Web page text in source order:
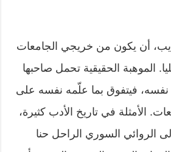
أن يكون من خريجي الجامعات
الموهبة الحقيقية تحمل صاحبها
فيتفوق بما علّمه نفسه على
الأمثلة في تاريخ الأدب كثيرة،
الروائي السوري الراحل حنا